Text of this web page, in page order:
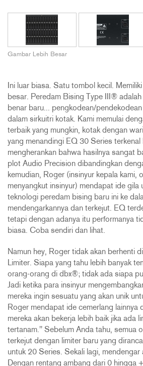
Gambar Lebih Besar
Ini luar biasa. Satu tombol kecil.
besar. Peredam Bising Type III®
benar baru... pengkodean/
dalam sirkuitri kotak. Kami memulai
terbaik yang mungkin, kotak dengan
yang menandingi EQ 30 Series terkenal
mengherankan bahwa hasilnya sangat
plot Audio Precision dibandingkan
kemudian, Roger (insinyur kepala kami,
menyangkut insinyur) mendapat ide gila
teknologi peredam bising baru ini ke
mendengarkannya dan terkejut. EQ
tetapi dengan adanya itu performanya
biasa. Coba sendiri dan lihat.
Namun hey, Roger tidak akan berhenti
Limiter. Siapa yang tahu lebih banyak
orang-orang di dbx®; tidak ada siapa
Jadi ketika para insinyur
mereka ingin sesuatu yang akan unik
Roger mendapat ide cemerlang lainnya
mereka akan bekerja lebih baik jika ada
tertanam." Sebelum Anda tahu, semua
terkejut dengan limiter baru yang
untuk 20 Series. Sekali lagi, mendengar
Dengan rentang ambang dari 0 hingga